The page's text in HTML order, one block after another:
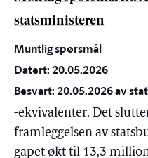
statsministeren
Muntlig spørsmål
Datert: 20.05.2026
Besvart: 20.05.2026 av
-ekvivalenter. Det
framleggelsen av
gapet økt til 13,3